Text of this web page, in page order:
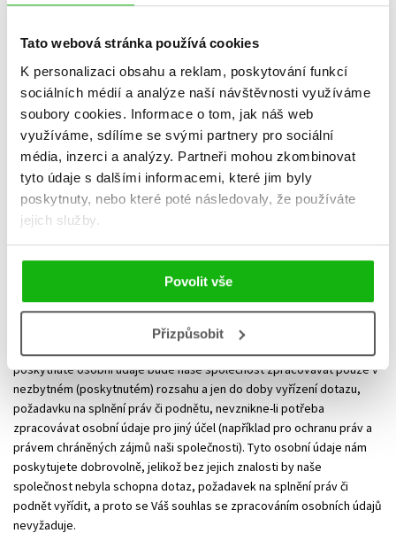
Tato webová stránka používá cookies
K personalizaci obsahu a reklam, poskytování funkcí
sociálních médií a analýze naší návštěvnosti využíváme
soubory cookies. Informace o tom, jak náš web
využíváme, sdílíme se svými partnery pro sociální
média, inzerci a analýzy. Partneři mohou zkombinovat
tyto údaje s dalšími informacemi, které jim byly
poskytnuty, nebo které poté následovaly, že používáte
jejich služby.
Povolit vše
Přizpůsobit
oprávněného zájmu, protože mezi námi existuje právní vztah založený
spodní části e-mailu, který obsahuje newsletter nebo zasláním e-
mailu na naši e-mailovou adresugdpr@albatrosmedia.cz . Po odvolání
souhlasu bude Vaše e-mailová adresa z naší databáze newsletterů
vymazána.
• archivace,která je potřebná ke splnění povinností vyžadovaných
obecně závaznými právními předpisy.
E) Osobní údaje subjektů v souvislosti s vyřizováním podnětů,
žádostí o splnění práv a dotazů
Pro zodpovězení dotazů a vyřízení podnětů a žádostí o splnění práv
adresovaných naší společnosti budeme zpracovávat osobní údaje
poskytnuté osobou, která dotaz či požadavek vznesla. Takto
poskytnuté osobní údaje bude naše společnost zpracovávat pouze v
nezbytném (poskytnutém) rozsahu a jen do doby vyřízení dotazu,
požadavku na splnění práv či podnětu, nevznikne-li potřeba
zpracovávat osobní údaje pro jiný účel (například pro ochranu práv a
právem chráněných zájmů naši společnosti). Tyto osobní údaje nám
poskytujete dobrovolně, jelikož bez jejich znalosti by naše
společnost nebyla schopna dotaz, požadavek na splnění práv či
podnět vyřídit, a proto se Váš souhlas se zpracováním osobních údajů
nevyžaduje.